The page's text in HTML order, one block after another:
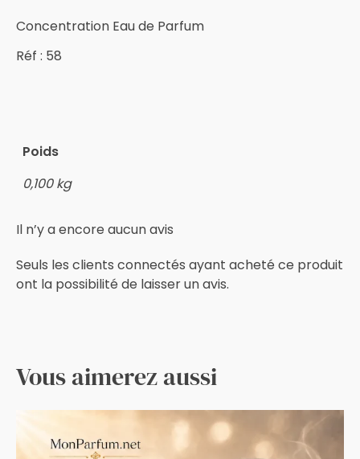
Concentration Eau de Parfum
Réf : 58
Poids
0,100 kg
Il n’y a encore aucun avis
Seuls les clients connectés ayant acheté ce produit
ont la possibilité de laisser un avis.
Vous aimerez aussi